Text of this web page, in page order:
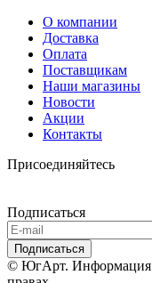
О компании
Доставка
Оплата
Поставщикам
Наши магазины
Новости
Акции
Контакты
Присоединяйтесь
Подписаться
© ЮгАрт. Информация